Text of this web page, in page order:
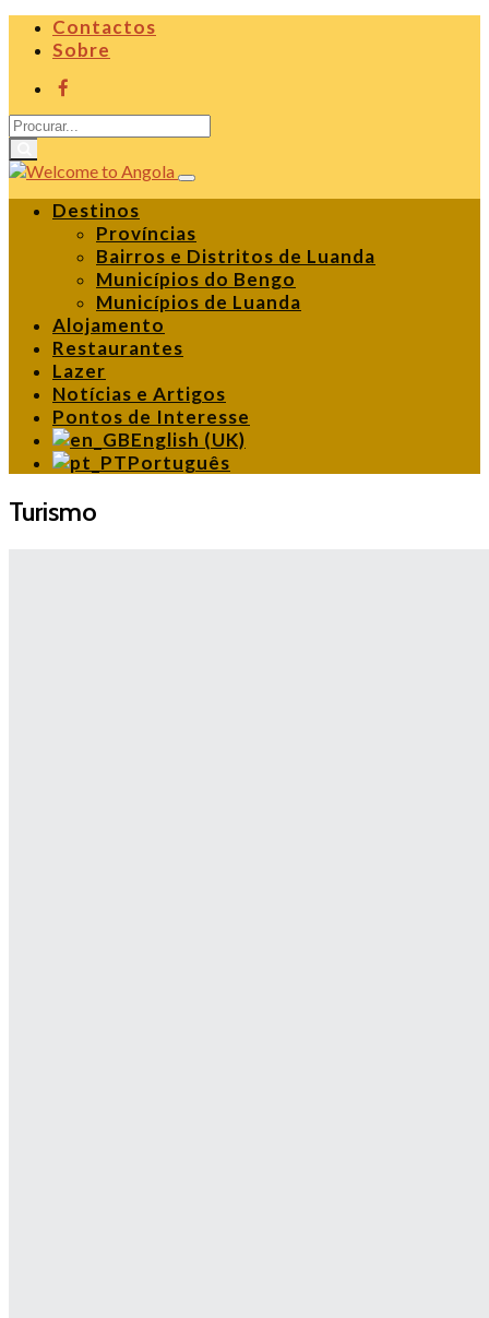
Contactos
Sobre
Destinos
Províncias
Bairros e Distritos de Luanda
Municípios do Bengo
Municípios de Luanda
Alojamento
Restaurantes
Lazer
Notícias e Artigos
Pontos de Interesse
English (UK)
Português
Turismo